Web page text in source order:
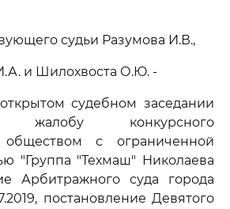
судьи Разумова И.В.,
и Шилохвоста О.Ю. -
судебном заседании
жалобу конкурсного
с ограниченной
"Группа "Техмаш" Николаева
Арбитражного суда города
постановление Девятого